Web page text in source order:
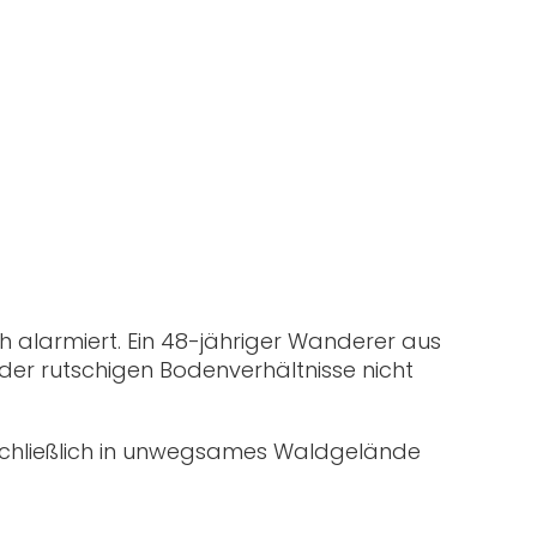
alarmiert. Ein 48-jähriger Wanderer aus
rutschigen Bodenverhältnisse nicht
in unwegsames Waldgelände